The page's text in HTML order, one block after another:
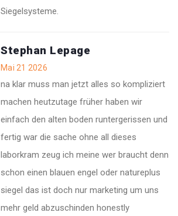
Siegelsysteme.
Stephan Lepage
Mai 21 2026
na klar muss man jetzt alles so kompliziert
machen heutzutage früher haben wir
einfach den alten boden runtergerissen und
fertig war die sache ohne all dieses
laborkram zeug ich meine wer braucht denn
schon einen blauen engel oder natureplus
siegel das ist doch nur marketing um uns
mehr geld abzuschinden honestly